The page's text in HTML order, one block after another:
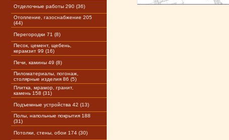
Отделочные работы 290 (36)
Отопление, газоснабжение 205
(44)
Перегородки 71 (8)
Песок, цемент, щебень,
керамзит 99 (16)
Печи, камины 49 (8)
Пиломатериалы, погонаж,
столярные изделия 86 (5)
Плитка, мрамор, гранит,
камень 158 (31)
Подъемные устройства 42 (13)
Полы, напольные покрытия 188
(31)
Потолки, стены, обои 174 (30)